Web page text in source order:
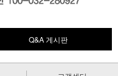
Q&A 게시판